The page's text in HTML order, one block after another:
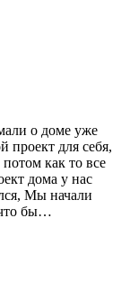
о доме уже
проект для себя,
как то все
дома у нас
Мы начали
что бы…